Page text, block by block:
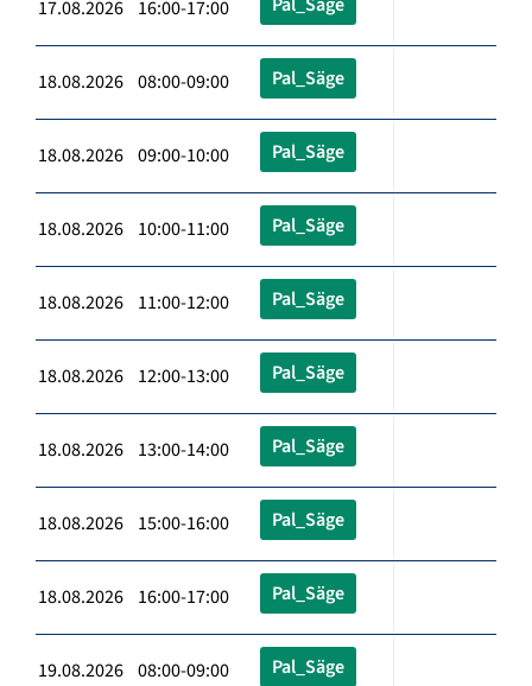
17.08.2026 16:00-17:00
18.08.2026 08:00-09:00 Pal_Säge
18.08.2026 09:00-10:00 Pal_Säge
18.08.2026 10:00-11:00 Pal_Säge
18.08.2026 11:00-12:00 Pal_Säge
18.08.2026 12:00-13:00 Pal_Säge
18.08.2026 13:00-14:00 Pal_Säge
18.08.2026 15:00-16:00 Pal_Säge
18.08.2026 16:00-17:00 Pal_Säge
19.08.2026 08:00-09:00 Pal_Säge